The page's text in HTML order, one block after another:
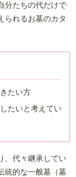
分たちの代だけで
られるお墓のカタ
たい方
たいと考えてい
、代々継承してい
統的な一般墓（墓